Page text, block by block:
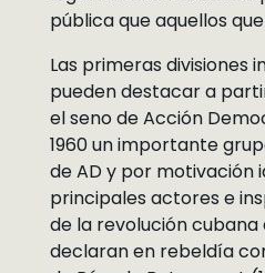
pública que aquellos
Las primeras divisiones
pueden destacar a
el seno de Acción
1960 un importante
de AD y por motivación
principales actores e
de la revolución cubana
declaran en rebeldía